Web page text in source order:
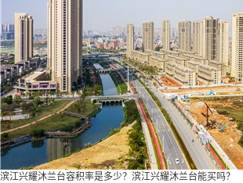
滨江兴耀沐兰台容积率是多少？滨江兴耀沐兰台能买吗？